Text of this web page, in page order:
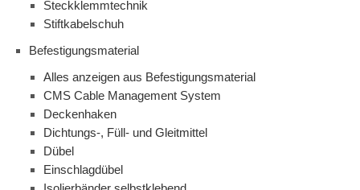
Steckklemmtechnik
Stiftkabelschuh
Befestigungsmaterial
Alles anzeigen aus Befestigungsmaterial
CMS Cable Management System
Deckenhaken
Dichtungs-, Füll- und Gleitmittel
Dübel
Einschlagdübel